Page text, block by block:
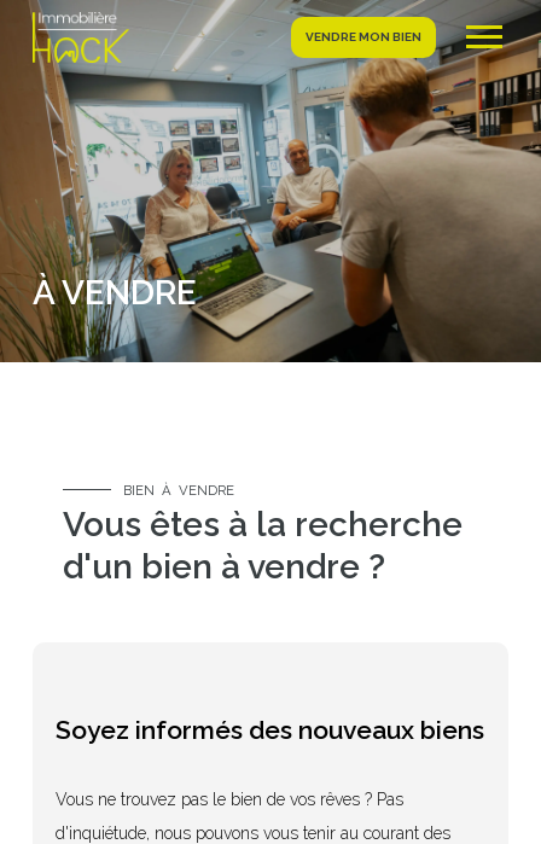
VENDRE MON BIEN
À VENDRE
BIEN À VENDRE
Vous êtes à la recherche
d'un bien à vendre ?
Soyez informés des nouveaux biens
Vous ne trouvez pas le bien de vos rêves ? Pas
d'inquiétude, nous pouvons vous tenir au courant des